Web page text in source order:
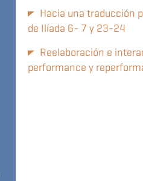
Hacia una traducción
de Ilíada 6- 7 y 23-24
Reelaboración e
performance y